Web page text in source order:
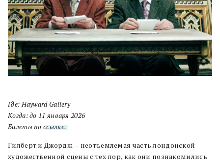
Где: Hayward Gallery
Когда: до 11 января 2026
Билеты по ссылке.
Гилберт и Джордж — неотъемлемая часть лондонской
художественной сцены с тех пор, как они познакомились